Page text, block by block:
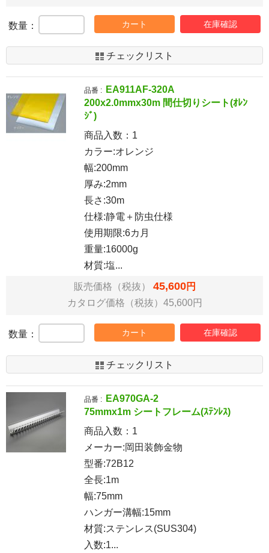
数量： カート 在庫確認
チェックリスト
品番 :
EA911AF-320A
200x2.0mmx30m 間仕切りシート(ｵﾚﾝ
ｼﾞ)
商品入数： 1
カラー:オレンジ
幅:200mm
厚み:2mm
長さ:30m
仕様:静電＋防虫仕様
使用期限:6カ月
重量:16000g
材質:塩...
販売価格（税抜） 45,600円
カタログ価格（税抜）45,600円
数量： カート 在庫確認
チェックリスト
品番 :
EA970GA-2
75mmx1m シートフレーム(ｽﾃﾝﾚｽ)
商品入数： 1
メーカー:岡田装飾金物
型番:72B12
全長:1m
幅:75mm
ハンガー溝幅:15mm
材質:ステンレス(SUS304)
入数:1...